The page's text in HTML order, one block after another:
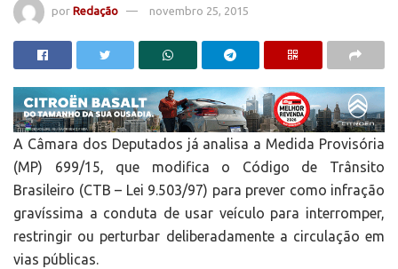
por Redação novembro 25, 2015
A Câmara dos Deputados já analisa a Medida Provisória
(MP) 699/15, que modifica o Código de Trânsito
Brasileiro (CTB – Lei 9.503/97) para prever como infração
gravíssima a conduta de usar veículo para interromper,
restringir ou perturbar deliberadamente a circulação em
vias públicas.